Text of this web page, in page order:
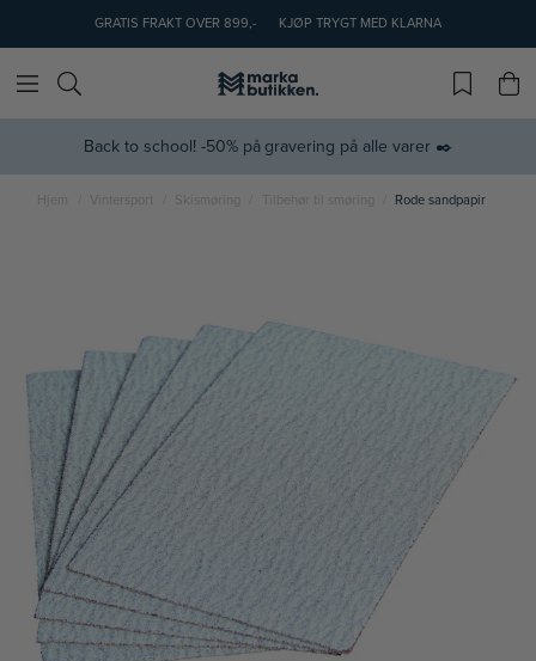
GRATIS FRAKT OVER 899,- KJØP TRYGT MED KLARNA
Back to school! -50% på gravering på alle varer ✒️
Hjem Vintersport Skismøring Rode sandpapir